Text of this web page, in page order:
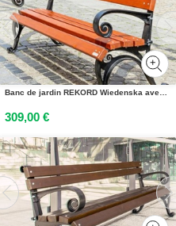
Banc de jardin REKORD Wiedenska avec accoudoirs, acajou, 170 x 59 x 73 cm, fonte massive et bois dépicéa scandinave, résistant aux intempéries, pour le jardin et la terrasse
309,00 €